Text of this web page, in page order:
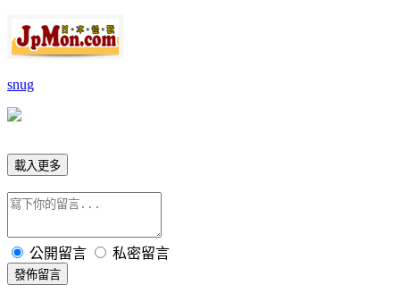
snug
載入更多
公開留言 私密留言
發佈留言